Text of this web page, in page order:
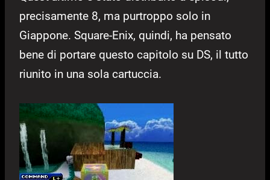
precisamente 8, ma purtroppo solo in
Giappone. Square-Enix, quindi, ha pensato
bene di portare questo capitolo su DS, il tutto
riunito in una sola cartuccia.